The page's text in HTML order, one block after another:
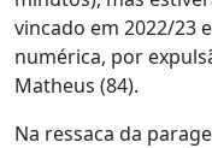
vincado em 2022/23
numérica, por
Matheus (84).
Na ressaca da